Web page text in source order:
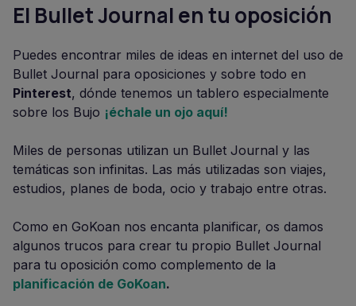
El Bullet Journal en tu oposición
Puedes encontrar miles de ideas en internet del uso de
Bullet Journal para oposiciones y sobre todo en
Pinterest, dónde tenemos un tablero especialmente
sobre los Bujo ¡échale un ojo aquí!
Miles de personas utilizan un Bullet Journal y las
temáticas son infinitas. Las más utilizadas son viajes,
estudios, planes de boda, ocio y trabajo entre otras.
Como en GoKoan nos encanta planificar, os damos
algunos trucos para crear tu propio Bullet Journal
para tu oposición como complemento de la
planificación de GoKoan.